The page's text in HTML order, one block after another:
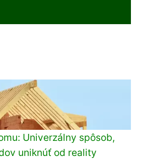
Univerzálny spôsob,
uniknúť od reality